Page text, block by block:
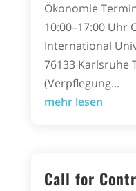
Ökonomie
10:00–17:00 Uhr
International
76133 Karlsruhe
(Verpflegung...
mehr lesen
Call for